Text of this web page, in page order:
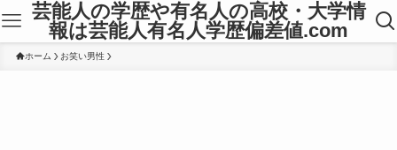
芸能人の学歴や有名人の高校・大学情
報は芸能人有名人学歴偏差値.com
ホーム お笑い男性